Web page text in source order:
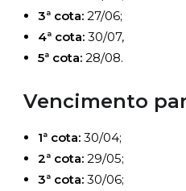
3ª cota: 27/06;
4ª cota: 30/07,
5ª cota: 28/08.
Vencimento
1ª cota: 30/04;
2ª cota: 29/05;
3ª cota: 30/06;